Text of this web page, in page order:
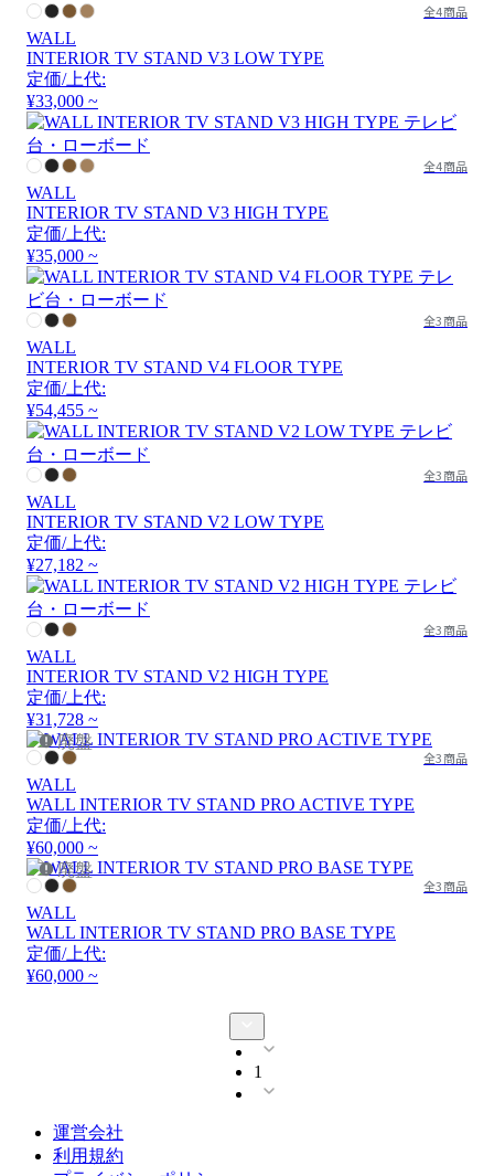
全4商品
WALL
INTERIOR TV STAND V3 LOW TYPE
定価/上代:
¥33,000 ~
全4商品
WALL
INTERIOR TV STAND V3 HIGH TYPE
定価/上代:
¥35,000 ~
全3商品
WALL
INTERIOR TV STAND V4 FLOOR TYPE
定価/上代:
¥54,455 ~
全3商品
WALL
INTERIOR TV STAND V2 LOW TYPE
定価/上代:
¥27,182 ~
全3商品
WALL
INTERIOR TV STAND V2 HIGH TYPE
定価/上代:
¥31,728 ~
廃盤
全3商品
WALL
WALL INTERIOR TV STAND PRO ACTIVE TYPE
定価/上代:
¥60,000 ~
廃盤
全3商品
WALL
WALL INTERIOR TV STAND PRO BASE TYPE
定価/上代:
¥60,000 ~
1
運営会社
利用規約